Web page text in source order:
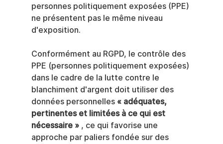
personnes politiquement exposées (PPE)
ne présentent pas le même niveau
d'exposition.
Conformément au RGPD, le contrôle des
PPE (personnes politiquement exposées)
dans le cadre de la lutte contre le
blanchiment d'argent doit utiliser des
données personnelles « adéquates,
pertinentes et limitées à ce qui est
nécessaire » , ce qui favorise une
approche par paliers fondée sur des